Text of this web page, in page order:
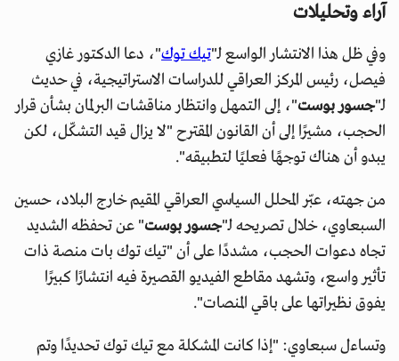
آراء وتحليلات
وفي ظل هذا الانتشار الواسع لـ"تيك توك"، دعا الدكتور غازي
فيصل، رئيس المركز العراقي للدراسات الاستراتيجية، في حديث
لـ"جسور بوست"، إلى التمهل وانتظار مناقشات البرلمان بشأن قرار
الحجب، مشيرًا إلى أن القانون المقترح "لا يزال قيد التشكّل، لكن
يبدو أن هناك توجهًا فعليًا لتطبيقه".
من جهته، عبّر المحلل السياسي العراقي المقيم خارج البلاد، حسين
السبعاوي، خلال تصريحه لـ"جسور بوست" عن تحفظه الشديد
تجاه دعوات الحجب، مشددًا على أن "تيك توك بات منصة ذات
تأثير واسع، وتشهد مقاطع الفيديو القصيرة فيه انتشارًا كبيرًا
يفوق نظيراتها على باقي المنصات".
وتساءل سبعاوي: "إذا كانت المشكلة مع تيك توك تحديدًا وتم